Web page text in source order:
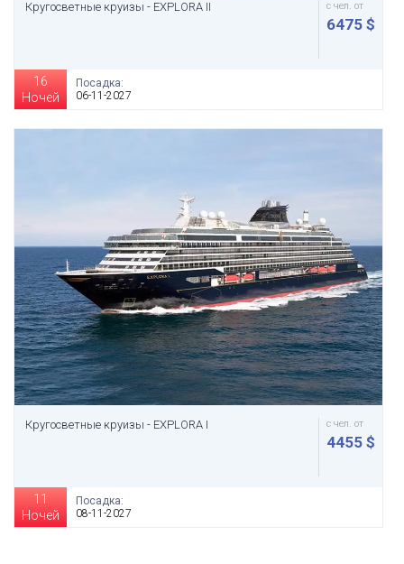
Кругосветные круизы - EXPLORA II с чел. от
6475 $
16
Ночей
Посадка:
06-11-2027
Кругосветные круизы - EXPLORA I с чел. от
4455 $
11
Ночей
Посадка:
08-11-2027